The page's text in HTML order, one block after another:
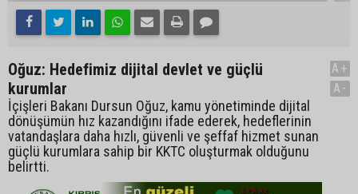
Oğuz: Hedefimiz dijital devlet ve güçlü
kurumlar
İçişleri Bakanı Dursun Oğuz, kamu yönetiminde dijital
dönüşümün hız kazandığını ifade ederek, hedeflerinin
vatandaşlara daha hızlı, güvenli ve şeffaf hizmet sunan
güçlü kurumlara sahip bir KKTC oluşturmak olduğunu
belirtti.
A+
A-